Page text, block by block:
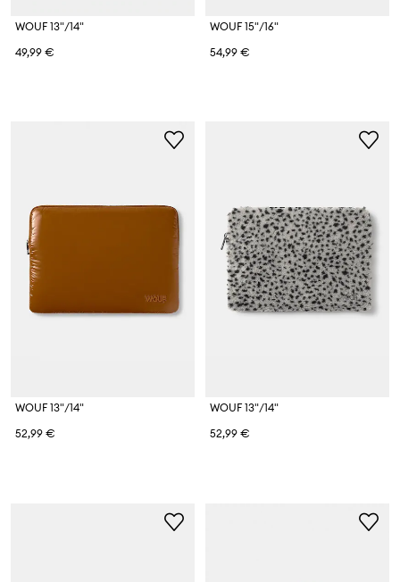
WOUF 13"/14"
49,99 €
WOUF 15"/16"
54,99 €
WOUF 13"/14"
52,99 €
WOUF 13"/14"
52,99 €